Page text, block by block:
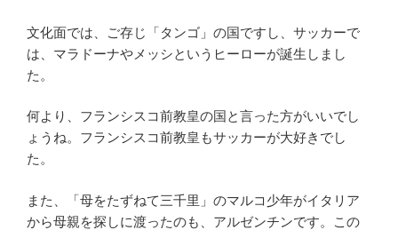
文化面では、ご存じ「タンゴ」の国ですし、サッカーで
は、マラドーナやメッシというヒーローが誕生しまし
た。
何より、フランシスコ前教皇の国と言った方がいいでし
ょうね。フランシスコ前教皇もサッカーが大好きでし
た。
また、「母をたずねて三千里」のマルコ少年がイタリア
から母親を探しに渡ったのも、アルゼンチンです。この